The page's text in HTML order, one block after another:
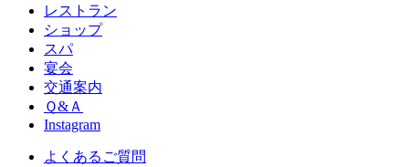
レストラン
ショップ
スパ
宴会
交通案内
Ｑ&Ａ
Instagram
よくあるご質問